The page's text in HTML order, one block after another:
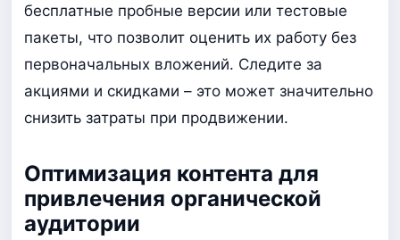
бесплатные пробные версии или тестовые
пакеты, что позволит оценить их работу без
первоначальных вложений. Следите за
акциями и скидками – это может значительно
снизить затраты при продвижении.
Оптимизация контента для
привлечения органической
аудитории